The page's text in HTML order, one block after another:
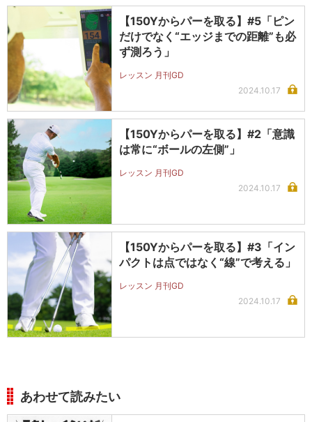
【150Yからパーを取る】#5「ピン
だけでなく“エッジまでの距離”も必
ず測ろう」
レッスン 月刊GD
2024.10.17
【150Yからパーを取る】#2「意識
は常に“ボールの左側”」
レッスン 月刊GD
2024.10.17
【150Yからパーを取る】#3「イン
パクトは点ではなく“線”で考える」
レッスン 月刊GD
2024.10.17
あわせて読みたい